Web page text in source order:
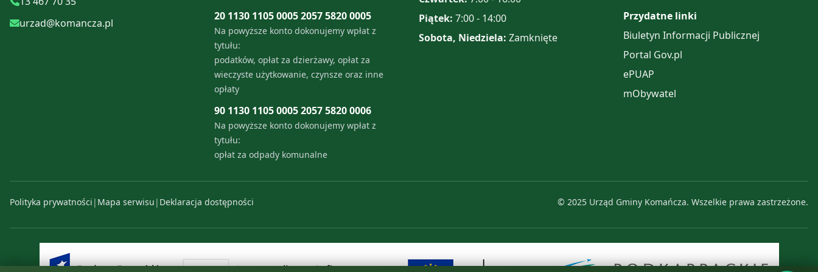
urzad@komancza.pl
20 1130 1105 0005 2057 5820 0005
Na powyższe konto dokonujemy wpłat z
tytułu:
podatków, opłat za dzierżawy, opłat za
wieczyste użytkowanie, czynsze oraz inne
opłaty
90 1130 1105 0005 2057 5820 0006
Na powyższe konto dokonujemy wpłat z
tytułu:
opłat za odpady komunalne
Piątek: 7:00 - 14:00
Sobota, Niedziela: Zamknięte
Przydatne linki
Biuletyn Informacji Publicznej
Portal Gov.pl
ePUAP
mObywatel
Polityka prywatności | Mapa serwisu | Deklaracja dostępności © 2025 Urząd Gminy Komańcza. Wszelkie prawa zastrzeżone.